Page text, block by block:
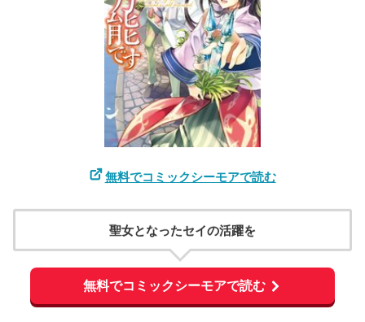
無料でコミックシーモアで読む
聖女となったセイの活躍を
無料でコミックシーモアで読む